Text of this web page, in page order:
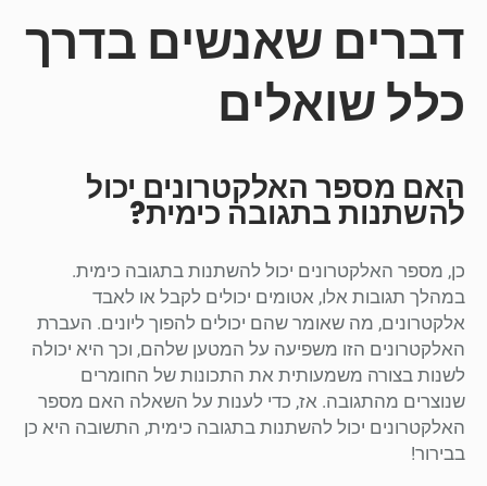
דברים שאנשים בדרך
כלל שואלים
האם מספר האלקטרונים יכול
להשתנות בתגובה כימית?
כן, מספר האלקטרונים יכול להשתנות בתגובה כימית.
במהלך תגובות אלו, אטומים יכולים לקבל או לאבד
אלקטרונים, מה שאומר שהם יכולים להפוך ליונים. העברת
האלקטרונים הזו משפיעה על המטען שלהם, וכך היא יכולה
לשנות בצורה משמעותית את התכונות של החומרים
שנוצרים מהתגובה. אז, כדי לענות על השאלה האם מספר
האלקטרונים יכול להשתנות בתגובה כימית, התשובה היא כן
בבירור!